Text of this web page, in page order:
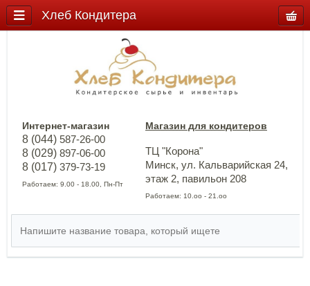
Интернет-магазин
8 (044) 587-26-00
8 (029) 897-06-00
8 (017) 379-73-19
Работаем: 9.00 - 18.00, Пн-Пт
Магазин для кондитеров
ТЦ "Корона"
Минск, ул. Кальварийская 24,
этаж 2, павильон 208
Работаем: 10.оо - 21.оо
Хлеб Кондитера